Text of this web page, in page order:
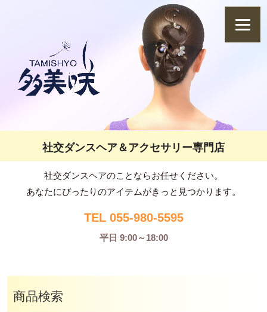
社交ダンスヘア＆アクセサリー専門店
社交ダンスヘアのことならお任せください。
あなたにぴったりのアイテムがきっと見つかります。
TEL 055-980-5595
平日 9:00～18:00
商品検索